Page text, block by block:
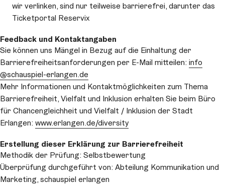
wir verlinken, sind nur teilweise barrierefrei, darunter das
Ticketportal Reservix
Feedback und Kontaktangaben
Sie können uns Mängel in Bezug auf die Einhaltung der
Barrierefreiheitsanforderungen per E-Mail mitteilen: info
@schauspiel-erlangen.de
Mehr Informationen und Kontaktmöglichkeiten zum Thema
Barrierefreiheit, Vielfalt und Inklusion erhalten Sie beim Büro
für Chancengleichheit und Vielfalt / Inklusion der Stadt
Erlangen: www.erlangen.de/diversity
Erstellung dieser Erklärung zur Barrierefreiheit
Methodik der Prüfung: Selbstbewertung
Überprüfung durchgeführt von: Abteilung Kommunikation und
Marketing, schauspiel erlangen